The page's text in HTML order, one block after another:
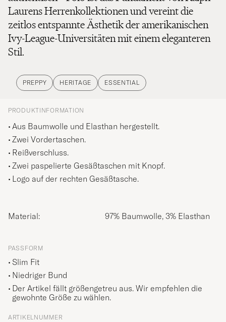
Laurens Herrenkollektionen und vereint die
zeitlos entspannte Ästhetik der amerikanischen
Ivy-League-Universitäten mit einem eleganteren
Stil.
PREPPY HERITAGE ESSENTIAL
PRODUKTINFORMATION
Aus Baumwolle und Elasthan hergestellt.
Zwei Vordertaschen.
Reißverschluss.
Zwei paspelierte Gesäßtaschen mit Knopf.
Logo auf der rechten Gesäßtasche.
Material: 97% Baumwolle, 3% Elasthan
PASSFORM
Slim Fit
Niedriger Bund
Der Artikel fällt größengetreu aus. Wir empfehlen die
gewohnte Größe zu wählen.
ARTIKELNUMMER